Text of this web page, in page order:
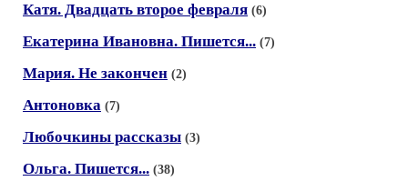
Катя. Двадцать второе февраля (6)
Екатерина Ивановна. Пишется... (7)
Мария. Не закончен (2)
Антоновка (7)
Любочкины рассказы (3)
Ольга. Пишется... (38)